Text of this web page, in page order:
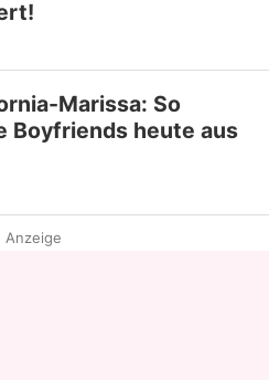
Marissa: So
Boyfriends heute aus
Anzeige